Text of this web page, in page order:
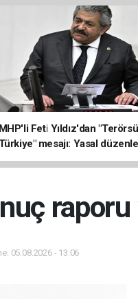
MHP'li Feti Yıldız'dan
Türkiye" mesajı: Yasal
sonuç üretecek
raporu
05.08.2026 - 13:06